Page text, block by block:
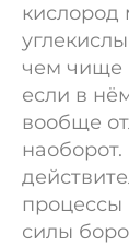
кислород
чем чище
если в
вообще
процессы
силы